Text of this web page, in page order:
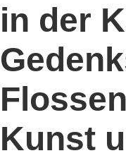
in der
Kunst